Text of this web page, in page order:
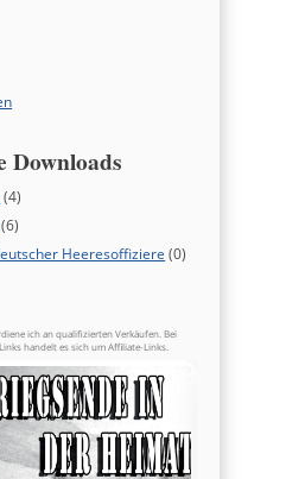
Downloads
(4)
(6)
Heeresoffiziere (0)
ich an qualifizierten Verkäufen. Bei
handelt es sich um Affiliate-Links.